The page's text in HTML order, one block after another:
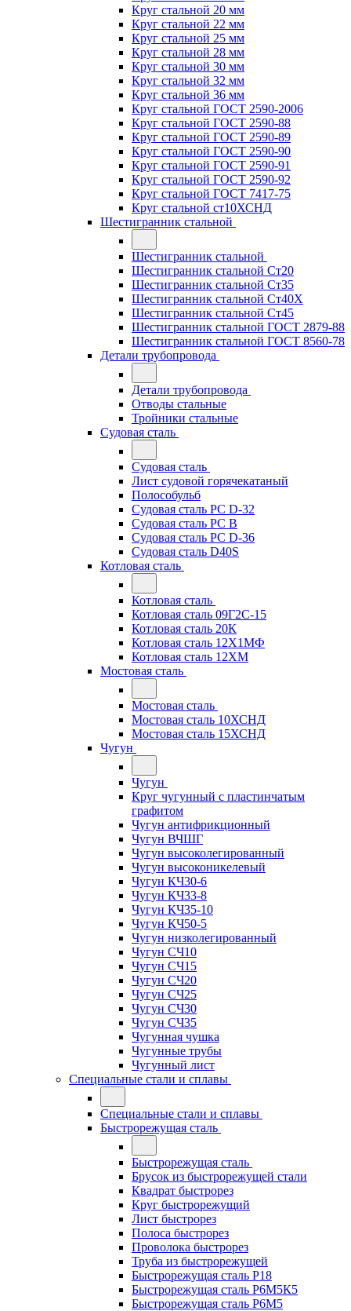
Круг стальной 20 мм
Круг стальной 22 мм
Круг стальной 25 мм
Круг стальной 28 мм
Круг стальной 30 мм
Круг стальной 32 мм
Круг стальной 36 мм
Круг стальной ГОСТ 2590-2006
Круг стальной ГОСТ 2590-88
Круг стальной ГОСТ 2590-89
Круг стальной ГОСТ 2590-90
Круг стальной ГОСТ 2590-91
Круг стальной ГОСТ 2590-92
Круг стальной ГОСТ 7417-75
Круг стальной ст10ХСНД
Шестигранник стальной
Шестигранник стальной
Шестигранник стальной Ст20
Шестигранник стальной Ст35
Шестигранник стальной Ст40Х
Шестигранник стальной Ст45
Шестигранник стальной ГОСТ 2879-88
Шестигранник стальной ГОСТ 8560-78
Детали трубопровода
Детали трубопровода
Отводы стальные
Тройники стальные
Судовая сталь
Судовая сталь
Лист судовой горячекатаный
Полособульб
Судовая сталь РС D-32
Судовая сталь РС В
Судовая сталь РС D-36
Судовая сталь D40S
Котловая сталь
Котловая сталь
Котловая сталь 09Г2С-15
Котловая сталь 20К
Котловая сталь 12Х1МФ
Котловая сталь 12ХМ
Мостовая сталь
Мостовая сталь
Мостовая сталь 10ХСНД
Мостовая сталь 15ХСНД
Чугун
Чугун
Круг чугунный с пластинчатым
графитом
Чугун антифрикционный
Чугун ВЧШГ
Чугун высоколегированный
Чугун высоконикелевый
Чугун КЧ30-6
Чугун КЧ33-8
Чугун КЧ35-10
Чугун КЧ50-5
Чугун низколегированный
Чугун СЧ10
Чугун СЧ15
Чугун СЧ20
Чугун СЧ25
Чугун СЧ30
Чугун СЧ35
Чугунная чушка
Чугунные трубы
Чугунный лист
Специальные стали и сплавы
Специальные стали и сплавы
Быстрорежущая сталь
Быстрорежущая сталь
Брусок из быстрорежущей стали
Квадрат быстрорез
Круг быстрорежущий
Лист быстрорез
Полоса быстрорез
Проволока быстрорез
Труба из быстрорежущей
Быстрорежущая сталь Р18
Быстрорежущая сталь Р6М5К5
Быстрорежущая сталь Р6М5